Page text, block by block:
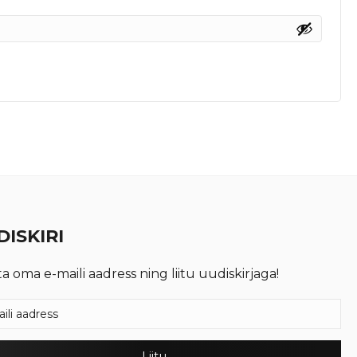
oma e-maili aadress ning liitu uudiskirjaga!